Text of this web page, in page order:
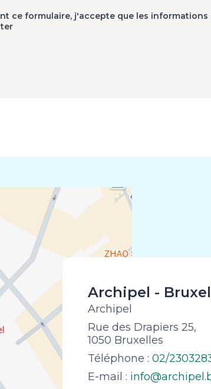
ce formulaire, j'accepte que les
Archipel -
Archipel
Rue des Drapiers 25,
1050 Bruxelles
Téléphone :02/
E-mail :